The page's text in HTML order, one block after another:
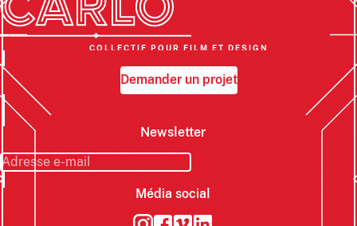
COLLECTIF POUR FILM ET DESIGN
Demander un projet
Newsletter
Média social